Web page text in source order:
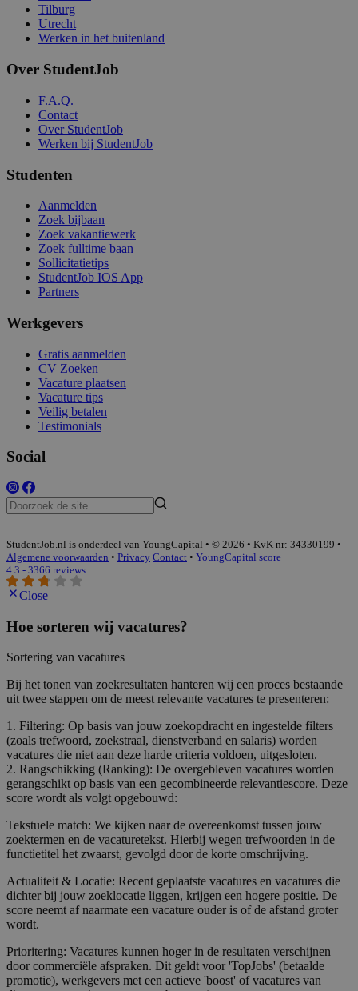
Tilburg
Utrecht
Werken in het buitenland
Over StudentJob
F.A.Q.
Contact
Over StudentJob
Werken bij StudentJob
Studenten
Aanmelden
Zoek bijbaan
Zoek vakantiewerk
Zoek fulltime baan
Sollicitatietips
StudentJob IOS App
Partners
Werkgevers
Gratis aanmelden
CV Zoeken
Vacature plaatsen
Vacature tips
Veilig betalen
Testimonials
Social
StudentJob.nl is onderdeel van YoungCapital • © 2026 • KvK nr: 34330199 •
Algemene voorwaarden • Privacy Contact • YoungCapital score
4.3 - 3366 reviews
Close
Hoe sorteren wij vacatures?
Sortering van vacatures
Bij het tonen van zoekresultaten hanteren wij een proces bestaande
uit twee stappen om de meest relevante vacatures te presenteren:
1. Filtering: Op basis van jouw zoekopdracht en ingestelde filters
(zoals trefwoord, zoekstraal, dienstverband en salaris) worden
vacatures die niet aan deze harde criteria voldoen, uitgesloten.
2. Rangschikking (Ranking): De overgebleven vacatures worden
gerangschikt op basis van een gecombineerde relevantiescore. Deze
score wordt als volgt opgebouwd:
Tekstuele match: We kijken naar de overeenkomst tussen jouw
zoektermen en de vacaturetekst. Hierbij wegen trefwoorden in de
functietitel het zwaarst, gevolgd door de korte omschrijving.
Actualiteit & Locatie: Recent geplaatste vacatures en vacatures die
dichter bij jouw zoeklocatie liggen, krijgen een hogere positie. De
score neemt af naarmate een vacature ouder is of de afstand groter
wordt.
Prioritering: Vacatures kunnen hoger in de resultaten verschijnen
door commerciële afspraken. Dit geldt voor 'TopJobs' (betaalde
promotie), werkgevers met een actieve 'boost' of vacatures van